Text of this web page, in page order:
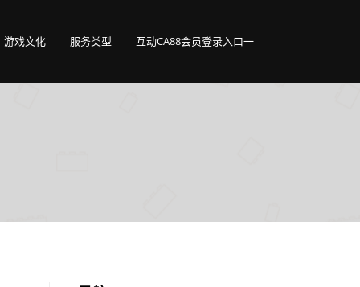
游戏文化 服务类型 互动CA88会员登录入口一